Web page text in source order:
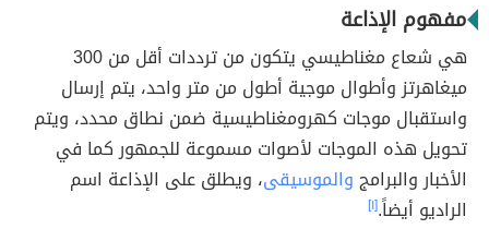
مفهوم الإذاعة
هي شعاع مغناطيسي يتكون من ترددات أقل من 300
ميغاهرتز وأطوال موجية أطول من متر واحد، يتم إرسال
واستقبال موجات كهرومغناطيسية ضمن نطاق محدد، ويتم
تحويل هذه الموجات لأصوات مسموعة للجمهور كما في
الأخبار والبرامجوالموسيقى، ويطلق على الإذاعة اسم
الراديو أيضاً.[١]